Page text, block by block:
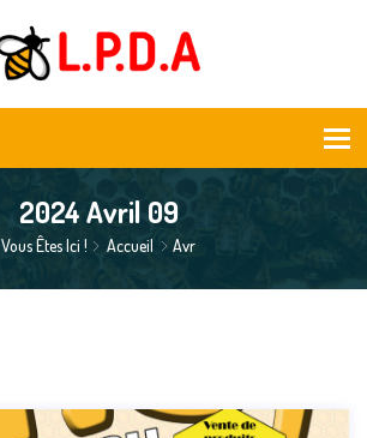
2024 Avril 09
Vous Êtes Ici ! Accueil Avr